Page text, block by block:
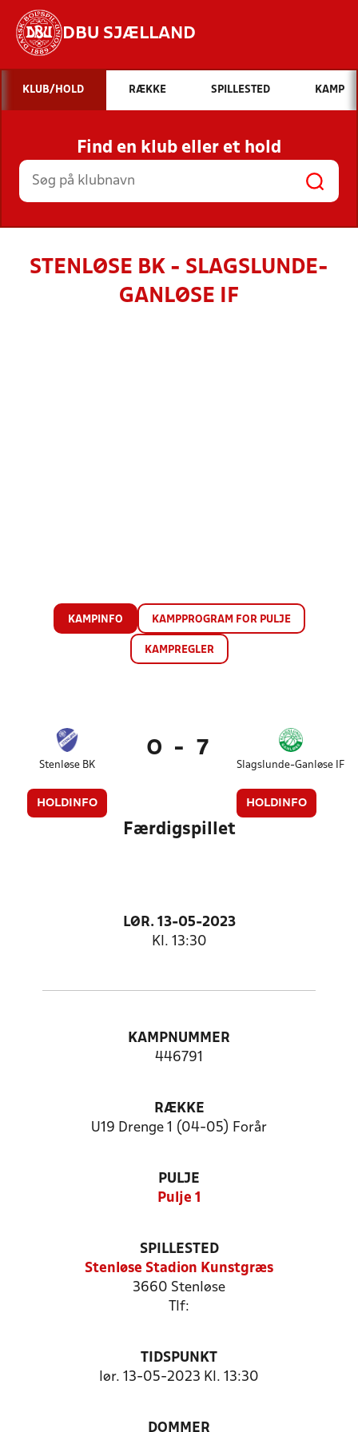
DBU SJÆLLAND
Hvad vil du søge efter?
INDHOLD OG NYHEDER
STILLINGER, RESULTATER, KLUBBER OG
HOLD
KLUB/HOLD RÆKKE SPILLESTED KAMP
Find en klub eller et hold
STENLØSE BK - SLAGSLUNDE-
GANLØSE IF
KAMPINFO KAMPPROGRAM FOR PULJE
KAMPREGLER
Stenløse BK
HOLDINFO
0 - 7
Slagslunde-Ganløse IF
HOLDINFO
Færdigspillet
LØR. 13-05-2023
Kl. 13:30
KAMPNUMMER
446791
RÆKKE
U19 Drenge 1 (04-05) Forår
PULJE
Pulje 1
SPILLESTED
Stenløse Stadion Kunstgræs
3660 Stenløse
Tlf:
TIDSPUNKT
lør. 13-05-2023 Kl. 13:30
DOMMER